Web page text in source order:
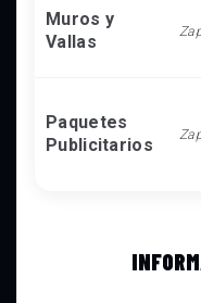
Muros y
Vallas
Paquetes
Publicitarios